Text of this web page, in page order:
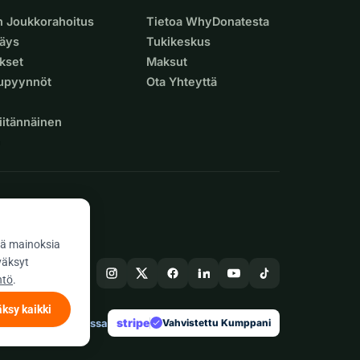
Joukkorahoitus
Tietoa WhyDonatesta
Tukikeskus
Maksut
Ota Yhteyttä
Tehty Euroopassa stripe check Vahvistettu Kumppani
mainoksia
.
kaikki